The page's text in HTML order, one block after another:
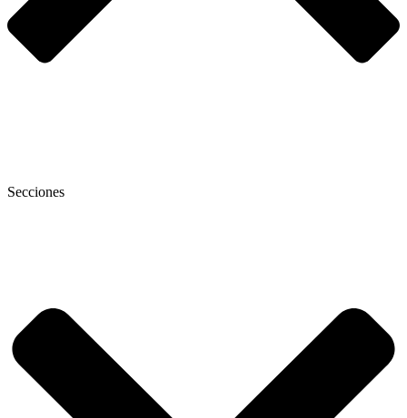
Secciones